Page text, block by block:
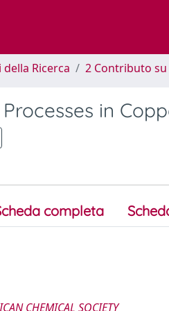
Ricerca 2 Contributo
in
completa
CHEMICAL SOCIETY